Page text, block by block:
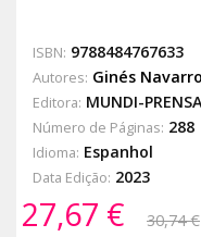
ISBN: 9788484767633
Autores: Ginés Navarro
Editora: MUNDI-
Número de Páginas: 288
Idioma: Espanhol
Data Edição: 2023
27,67 €
30,74 €